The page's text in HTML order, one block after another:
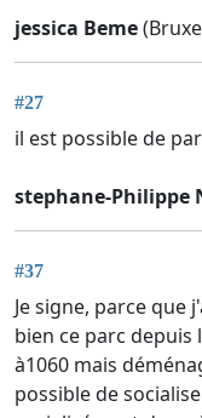
jessica Beme
#27
il est possible de
stephane-Philippe
#37
Je signe, parce que
bien ce parc depuis
à1060 mais
possible de